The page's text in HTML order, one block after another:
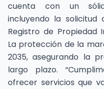
cuenta con un
incluyendo la solicitud
Registro de Propiedad
La protección de la
2035, asegurando la
largo plazo.
ofrecer servicios que